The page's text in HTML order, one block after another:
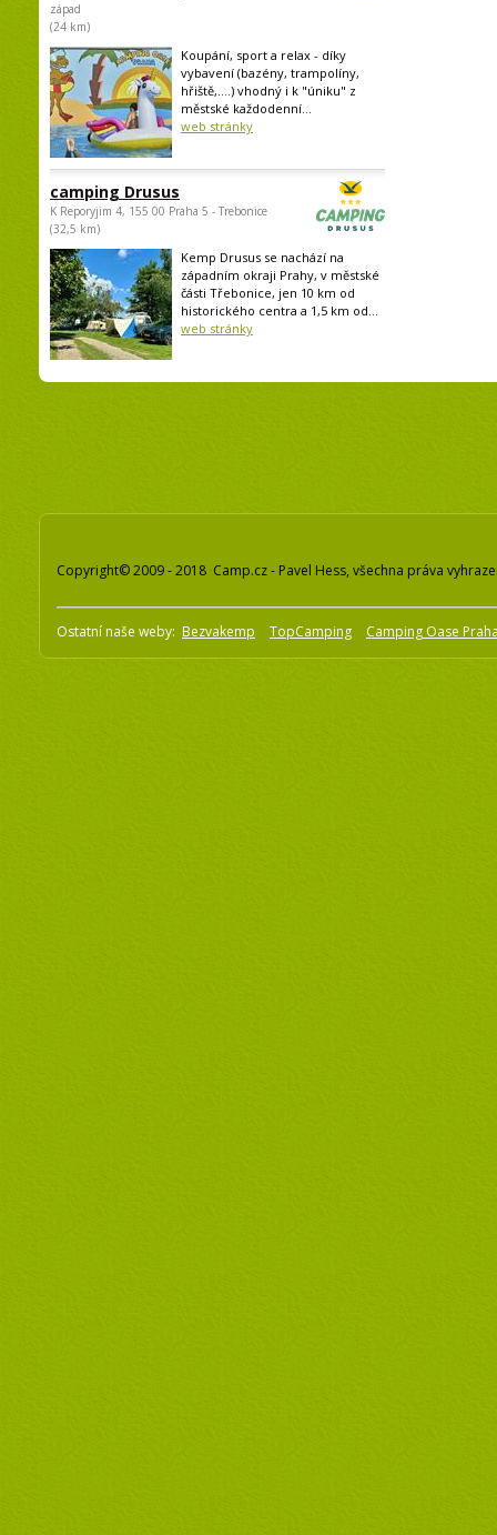
západ
(24 km)
Koupání, sport a relax - díky
vybavení (bazény, trampolíny,
hřiště,....) vhodný i k "úniku" z
městské každodenní...
web stránky
camping Drusus
K Reporyjim 4, 155 00 Praha 5 - Trebonice
(32,5 km)
Kemp Drusus se nachází na
západním okraji Prahy, v městské
části Třebonice, jen 10 km od
historického centra a 1,5 km od...
web stránky
Copyright© 2009 - 2018 Camp.cz - Pavel Hess, všechna práva
Ostatní naše weby: Bezvakemp TopCamping Camping Oase